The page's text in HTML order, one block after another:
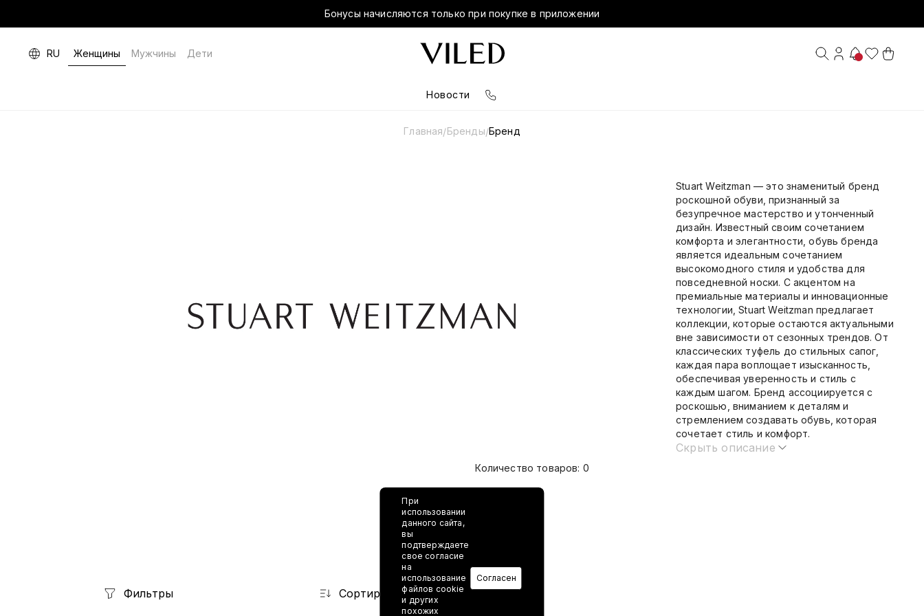
Бонусы начисляются только при покупке в приложении
RU Женщины Мужчины Дети
Новости
Главная/Бренды/Бренд
Stuart Weitzman — это знаменитый бренд
роскошной обуви, признанный за
безупречное мастерство и утонченный
дизайн. Известный своим сочетанием
комфорта и элегантности, обувь бренда
является идеальным сочетанием
высокомодного стиля и удобства для
повседневной носки. С акцентом на
премиальные материалы и инновационные
технологии, Stuart Weitzman предлагает
коллекции, которые остаются актуальными
вне зависимости от сезонных трендов. От
классических туфель до стильных сапог,
каждая пара воплощает изысканность,
обеспечивая уверенность и стиль с
каждым шагом. Бренд ассоциируется с
роскошью, вниманием к деталям и
стремлением создавать обувь, которая
сочетает стиль и комфорт.
Скрыть описание
Фильтры Сортировка
Количество товаров: 0
При
использовании
данного сайта,
вы
подтверждаете
свое согласие
на
использование
файлов cookie
и других
похожих
Согласен